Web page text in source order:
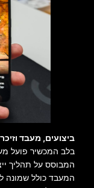
ביצועים, מעבד